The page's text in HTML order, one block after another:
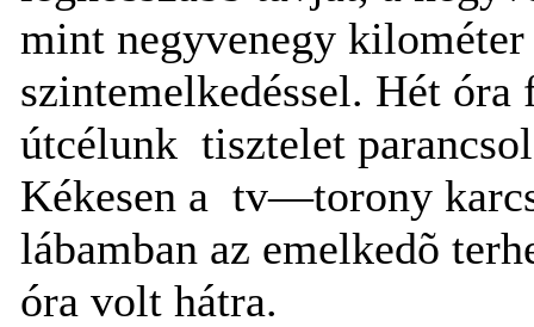
mint negyvenegy
szintemelkedéssel. Hét
útcélunk tisztelet
Kékesen a tv—torony
lábamban az emelkedõ
óra volt hátra.